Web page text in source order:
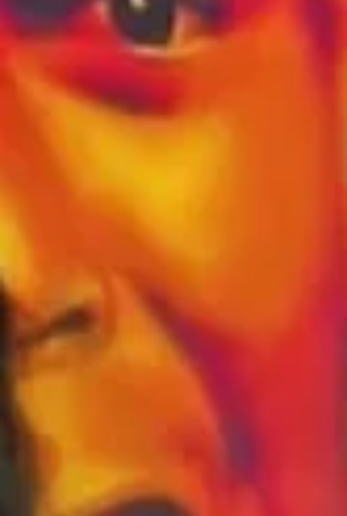
comemoração tão significativa, reforçando o po